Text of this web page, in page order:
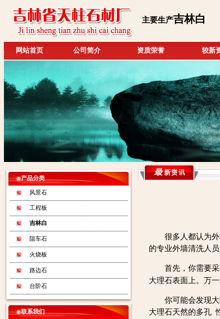
主要生产吉林白
网站首页 公司简介 资质荣誉 较新
产品分类
风景石
工程板
吉林白
阻车石
火烧板
路边石
台阶石
联系我们
很多人都认为外
的专业外墙清洗人
首先，你需要采
大理石表面上。万
你可能会发现大
大理石天然的多孔